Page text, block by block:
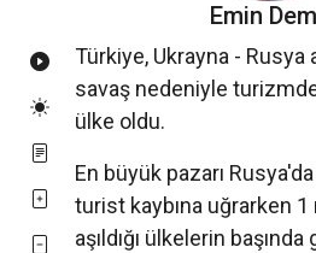
Emin
Türkiye, Ukrayna - Rusya
savaş nedeniyle
ülke oldu.
En büyük pazarı
turist kaybına uğrarken 1
aşıldığı ülkelerin